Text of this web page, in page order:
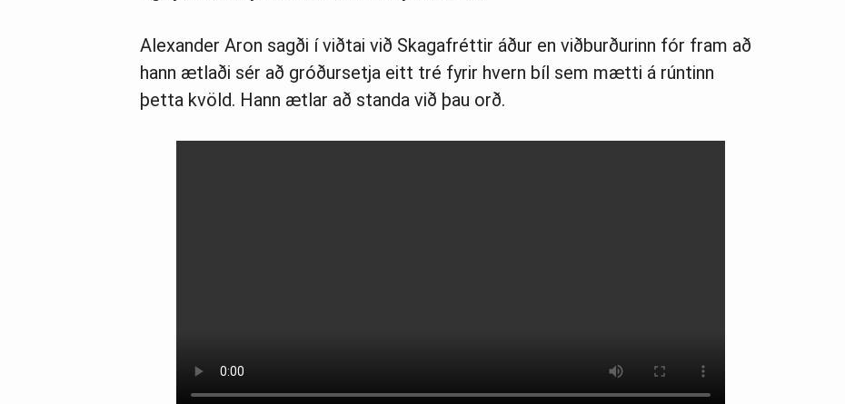
Alexander Aron sagði í viðtai við Skagafréttir áður en viðburðurinn fór fram að
hann ætlaði sér að gróðursetja eitt tré fyrir hvern bíl sem mætti á rúntinn
þetta kvöld. Hann ætlar að standa við þau orð.